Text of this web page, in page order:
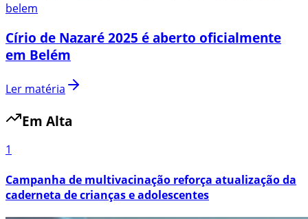
belem
Círio de Nazaré 2025 é aberto oficialmente
em Belém
Ler matéria
Em Alta
1
Campanha de multivacinação reforça atualização da
caderneta de crianças e adolescentes